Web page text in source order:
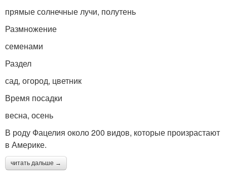
прямые солнечные лучи, полутень
Размножение
семенами
Раздел
сад, огород, цветник
Время посадки
весна, осень
В роду Фацелия около 200 видов, которые произрастают
в Америке.
читать дальше →